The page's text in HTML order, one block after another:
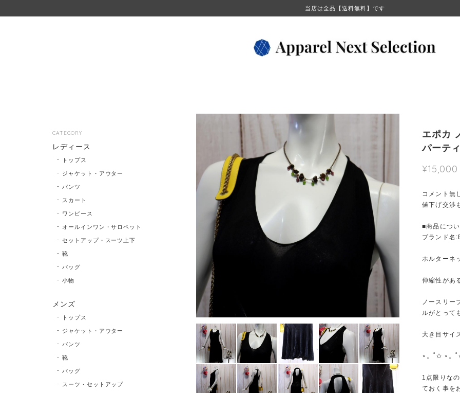
当店は全品【送料無料】です
エポカ
パーテ
¥15,000
コメント無
値下げ交渉
■商品につ
ブランド名
ホルターネ
伸縮性があ
ノースリー
ルがとって
大き目サイ
⋆。˚✩ ⋆。
1点限りな
ておく事を
CATEGORY
レディース
トップス
ジャケット・アウター
パンツ
スカート
ワンピース
オールインワン・サロペット
セットアップ・スーツ上下
靴
バッグ
小物
メンズ
トップス
ジャケット・アウター
パンツ
靴
バッグ
スーツ・セットアップ